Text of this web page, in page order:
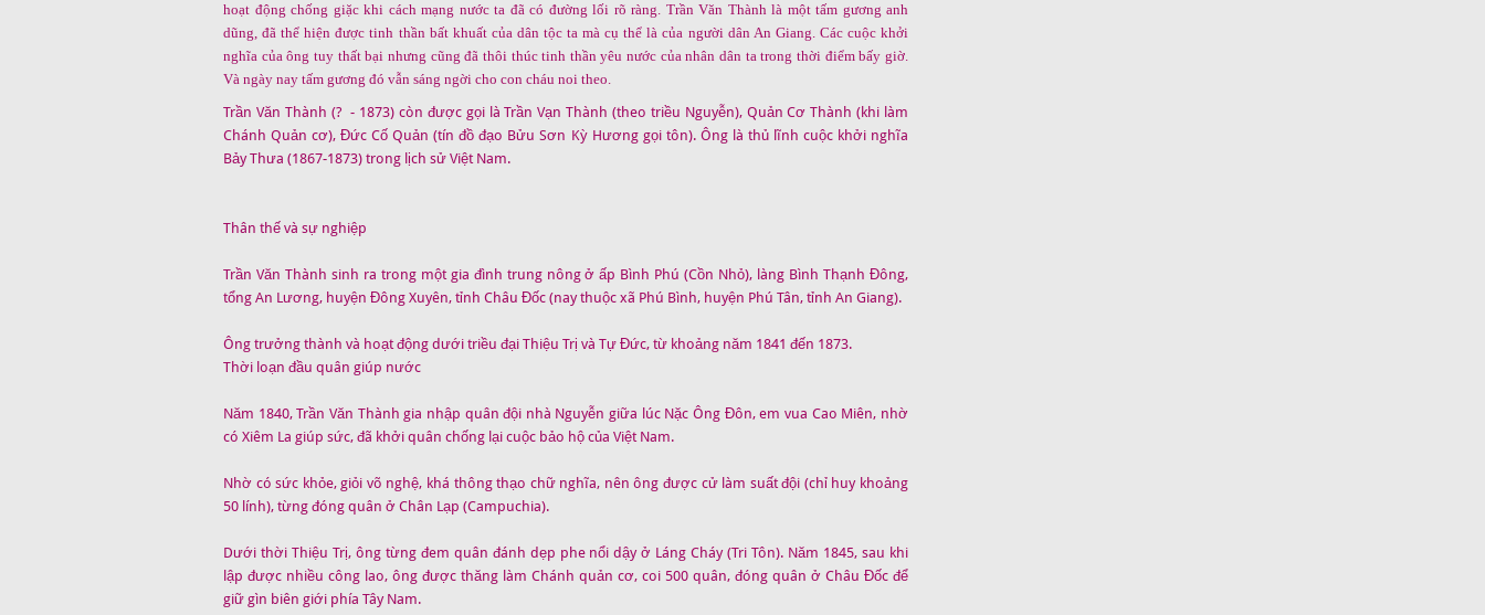
hoạt động chống giặc khi cách mạng nước ta đã có đường lối rõ ràng. Trần Văn Thành là một tấm gương anh
dũng, đã thể hiện được tinh thần bất khuất của dân tộc ta mà cụ thể là của người dân An Giang. Các cuộc khởi
nghĩa của ông tuy thất bại nhưng cũng đã thôi thúc tinh thần yêu nước của nhân dân ta trong thời điểm bấy giờ.
Và ngày nay tấm gương đó vẫn sáng ngời cho con cháu noi theo.
Trần Văn Thành (? - 1873) còn được gọi là Trần Vạn Thành (theo triều Nguyễn), Quản Cơ Thành (khi làm
Chánh Quản cơ), Đức Cố Quản (tín đồ đạo Bửu Sơn Kỳ Hương gọi tôn). Ông là thủ lĩnh cuộc khởi nghĩa
Bảy Thưa (1867-1873) trong lịch sử Việt Nam.
Thân thế và sự nghiệp
Trần Văn Thành sinh ra trong một gia đình trung nông ở ấp Bình Phú (Cồn Nhỏ), làng Bình Thạnh Đông,
tổng An Lương, huyện Đông Xuyên, tỉnh Châu Đốc (nay thuộc xã Phú Bình, huyện Phú Tân, tỉnh An Giang).
Ông trưởng thành và hoạt động dưới triều đại Thiệu Trị và Tự Đức, từ khoảng năm 1841 đến 1873.
Thời loạn đầu quân giúp nước
Năm 1840, Trần Văn Thành gia nhập quân đội nhà Nguyễn giữa lúc Nặc Ông Đôn, em vua Cao Miên, nhờ
có Xiêm La giúp sức, đã khởi quân chống lại cuộc bảo hộ của Việt Nam.
Nhờ có sức khỏe, giỏi võ nghệ, khá thông thạo chữ nghĩa, nên ông được cử làm suất đội (chỉ huy khoảng
50 lính), từng đóng quân ở Chân Lạp (Campuchia).
Dưới thời Thiệu Trị, ông từng đem quân đánh dẹp phe nổi dậy ở Láng Cháy (Tri Tôn). Năm 1845, sau khi
lập được nhiều công lao, ông được thăng làm Chánh quản cơ, coi 500 quân, đóng quân ở Châu Đốc để
giữ gìn biên giới phía Tây Nam.